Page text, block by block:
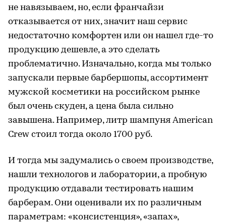
не навязываем, но, если франчайзи
отказывается от них, значит наш сервис
недостаточно комфортен или он нашел где-то
продукцию дешевле, а это сделать
проблематично. Изначально, когда мы только
запускали первые барбершопы, ассортимент
мужской косметики на российском рынке
был очень скуден, а цена была сильно
завышена. Например, литр шампуня American
Crew стоил тогда около 1700 руб.
И тогда мы задумались о своем производстве,
нашли технологов и лаборатории, а пробную
продукцию отдавали тестировать нашим
барберам. Они оценивали их по различным
параметрам: «консистенция», «запах»,